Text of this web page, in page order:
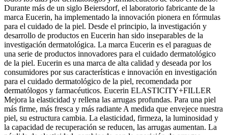
Durante más de un siglo Beiersdorf, el laboratorio fabricante de la
marca Eucerin, ha implementado la innovación pionera en fórmulas
para el cuidado de la piel. Desde el principio, la investigación y
desarrollo de productos en Eucerin han sido inseparables de la
investigación dermatológica. La marca Eucerin es el paraguas de
una serie de productos innovadores para el cuidado dermatológico
de la piel. Eucerin es una marca de alta calidad y deseada por los
consumidores por sus características e innovación en investigación
para el cuidado dermatológico de la piel, recomendada por
dermatólogos y farmacéuticos. Eucerin ELASTICITY+FILLER
Mejora la elasticidad y rellena las arrugas profundas. Para una piel
más firme, más fresca y más radiante A medida que envejece nuestra
piel, su estructura cambia. La elasticidad, firmeza, la luminosidad y
la capacidad de recuperación se reducen, las arrugas aumentan. La